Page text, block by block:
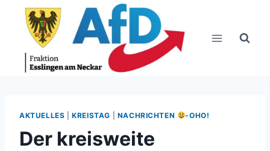
springen
AKTUELLES |KREISTAG NACHRICHTEN -OHO!
Der kreisweite